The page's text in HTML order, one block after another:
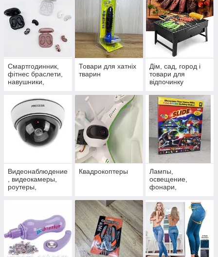
Смартгодинник,
фітнес браслети,
навушники,
колонки
Товари для хатніх
тварин
Дім, сад, город і
товари для
відпочинку
Видеонаблюдение
, видеокамеры,
роутеры,
Квадрокоптеры
Лампы,
освещение,
фонари,